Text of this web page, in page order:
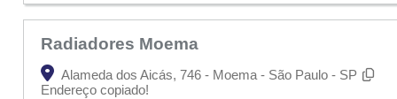
Radiadores Moema
Alameda dos Aicás, 746 - Moema - São Paulo - SP
Endereço copiado!